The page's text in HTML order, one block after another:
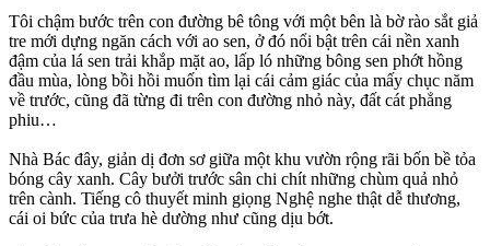
Tôi chậm bước trên con đường bê tông với một bên là bờ rào sắt giả
tre mới dựng ngăn cách với ao sen, ở đó nổi bật trên cái nền xanh
đậm của lá sen trải khắp mặt ao, lấp ló những bông sen phớt hồng
đầu mùa, lòng bồi hồi muốn tìm lại cái cảm giác của mấy chục năm
về trước, cũng đã từng đi trên con đường nhỏ này, đất cát phẳng
phiu…
Nhà Bác đây, giản dị đơn sơ giữa một khu vườn rộng rãi bốn bề tỏa
bóng cây xanh. Cây bưởi trước sân chi chít những chùm quả nhỏ
trên cành. Tiếng cô thuyết minh giọng Nghệ nghe thật dễ thương,
cái oi bức của trưa hè dường như cũng dịu bớt.